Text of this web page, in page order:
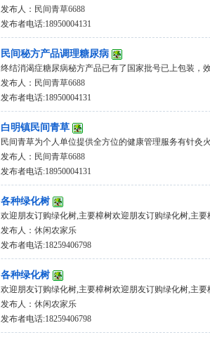
发布人： 民间青草6688
发布者电话:18950004131
民间秘方产品调理糖尿病
终结消渴症糖尿病秘方产品已有了国家批号已上包装，
发布人： 民间青草6688
发布者电话:18950004131
白明镇民间青草
民间青草为个人单位提供全方位的健康管理服务有针灸
发布人： 民间青草6688
发布者电话:18950004131
各种绿化树
欢迎朋友订购绿化树,主要樟树欢迎朋友订购绿化树,主要
发布人： 休闲农家乐
发布者电话:18259406798
各种绿化树
欢迎朋友订购绿化树,主要樟树欢迎朋友订购绿化树,主要
发布人： 休闲农家乐
发布者电话:18259406798